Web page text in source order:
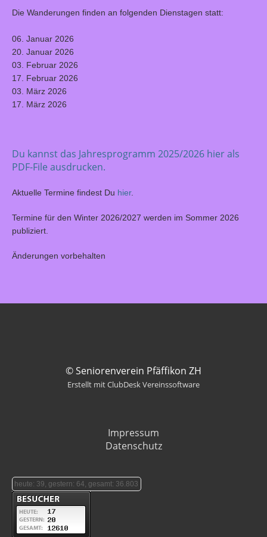
Die Wanderungen finden an folgenden Dienstagen statt:
06. Januar 2026
20. Januar 2026
03. Februar 2026
17. Februar 2026
03. März 2026
17. März 2026
Du kannst das Jahresprogramm 2025/2026 hier als
PDF-File ausdrucken.
Aktuelle Termine findest Du hier.
Termine für den Winter 2026/2027 werden im Sommer 2026
publiziert.
Änderungen vorbehalten
© Seniorenverein Pfäffikon ZH
Erstellt mit ClubDesk Vereinssoftware
Impressum
Datenschutz
heute: 39, gestern: 64, gesamt: 36.803